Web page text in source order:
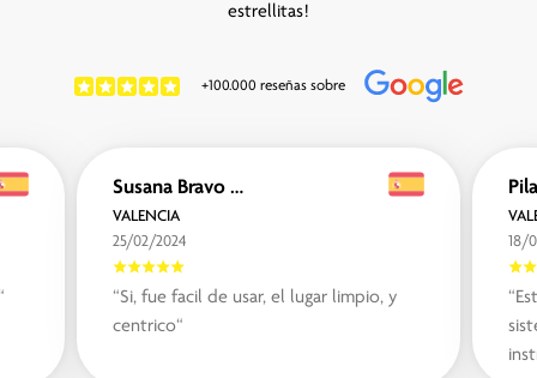
estrellitas!
+100.000 reseñas sobre
Susana Bravo Nin Bravo Nin
VALENCIA
25/02/2024
“Si, fue facil de usar, el lugar limpio, y
centrico“
18/